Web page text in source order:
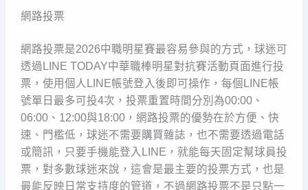
網路投票
網路投票是2026中職明星賽最容易參與的方式，球迷可
透過LINE TODAY中華職棒明星對抗賽活動頁面進行投
票，使用個人LINE帳號登入後即可操作，每個LINE帳
號單日最多可投4次，投票重置時間分別為00:00、
06:00、12:00與18:00，網路投票的優勢在於方便、快
速、門檻低，球迷不需要購買雜誌，也不需要透過電話
或簡訊，只要手機能登入LINE，就能每天固定幫球員投
票，對多數球迷來說，這會是最主要的投票方式，也是
最能反映日常支持度的管道，不過網路投票不是只點一